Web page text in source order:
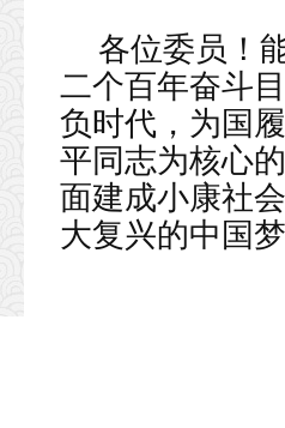
各位委员！
二个百年奋斗
负时代，为国
平同志为核心
面建成小康社
大复兴的中国